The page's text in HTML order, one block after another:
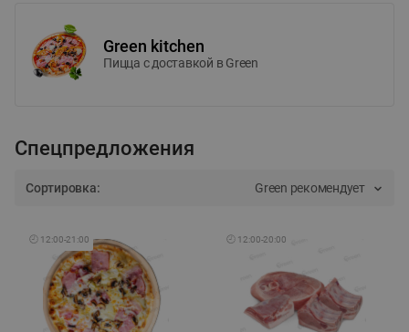
Green kitchen
Пицца c доставкой в Green
Спецпредложения
Сортировка: Green рекомендует
🕘 12:00-21:00 🕘 12:00-20:00